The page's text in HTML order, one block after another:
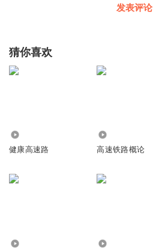
发表评论
猜你喜欢
健康高速路 高速铁路概论